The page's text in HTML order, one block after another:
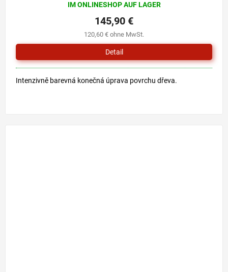
IM ONLINESHOP AUF LAGER
120,60 € ohne MwSt.
145,90 €
Detail
Intenzivně barevná konečná úprava povrchu dřeva.